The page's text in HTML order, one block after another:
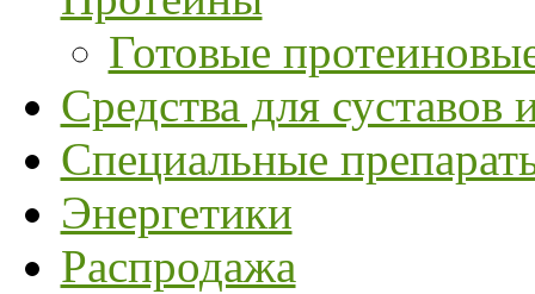
Готовые
Средства для суставов
Специальные
Энергетики
Распродажа